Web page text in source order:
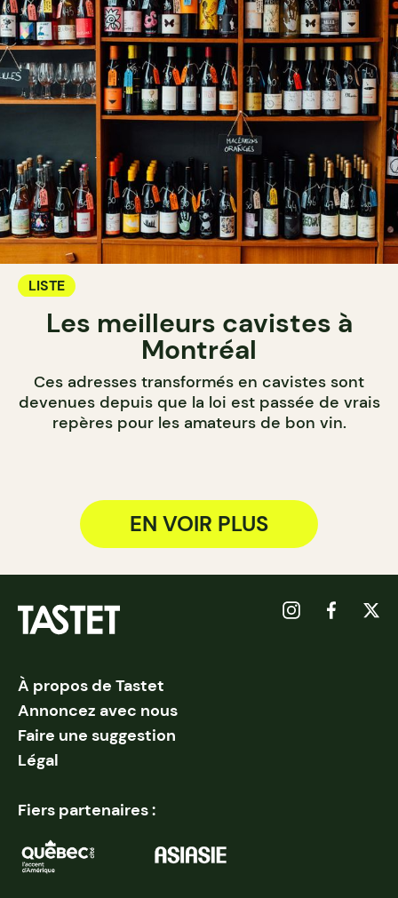
LISTE
Les meilleurs cavistes à
Montréal
Ces adresses transformés en cavistes sont
devenues depuis que la loi est passée de vrais
repères pour les amateurs de bon vin.
EN VOIR PLUS
À propos de Tastet
Annoncez avec nous
Faire une suggestion
Légal
Fiers partenaires :